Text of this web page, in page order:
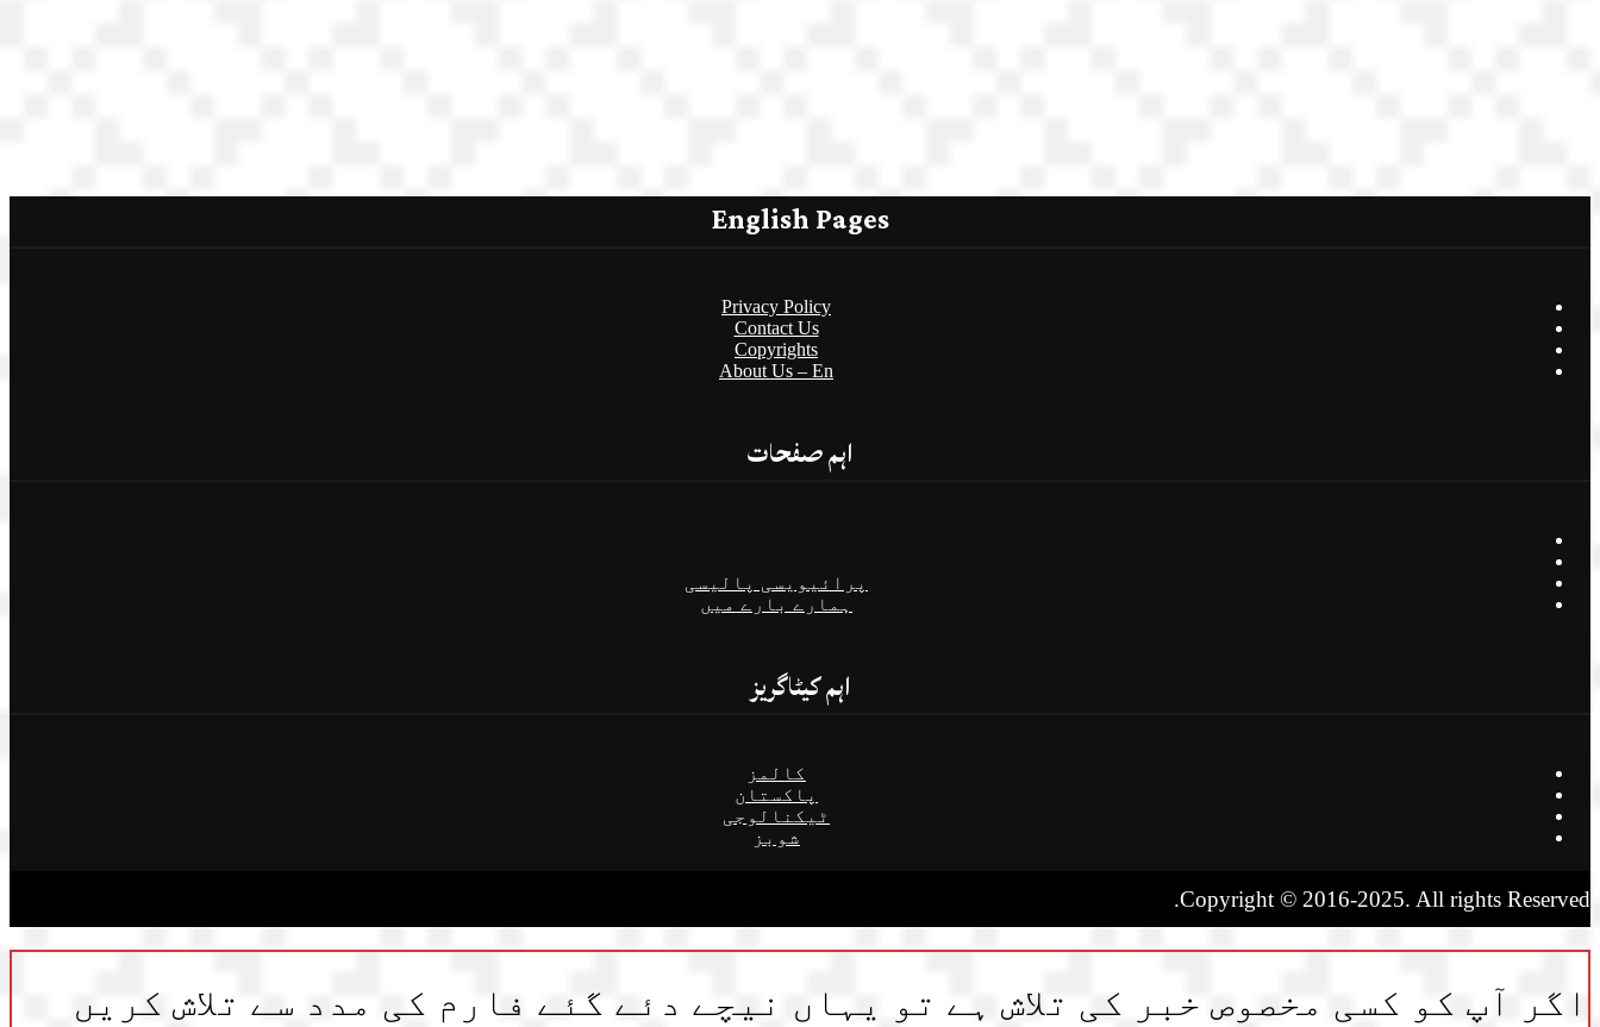
English Pages
Privacy Policy
Contact Us
Copyrights
About Us – En
اہم صفحات
پرائیویسی پالیسی
ہمارے بارے میں
اہم کیٹاگریز
کالمز
پاکستان
ٹیکنالوجی
شوبز
Copyright © 2016-2025. All rights Reserved.
اگر آپ کو کسی مخصوص خبر کی تلاش ہے تو یہاں نیچے دئے گئے فارم کی مدد سے تلاش کریں